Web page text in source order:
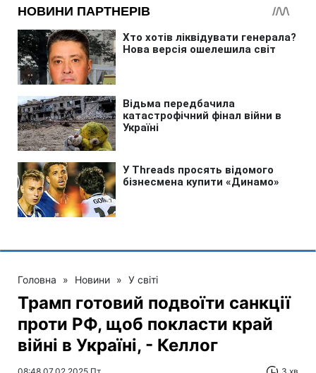
Головна » Новини » У світі
Трамп готовий подвоїти санкції
проти РФ, щоб покласти край
війні в Україні, - Келлог